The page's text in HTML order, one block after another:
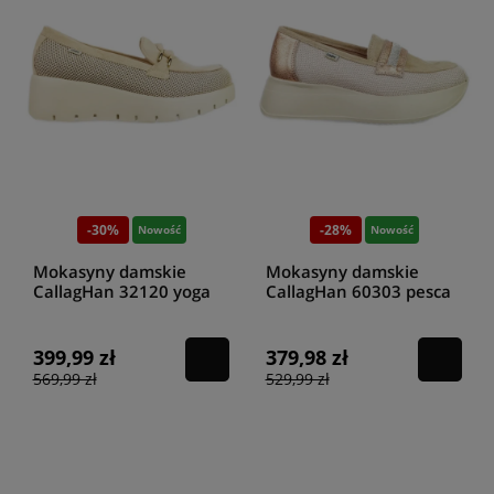
-30% Nowość
Mokasyny damskie
CallagHan 32120 yoga
399,99 zł
569,99 zł
-28% Nowość
Mokasyny damskie
CallagHan 60303 pesca
379,98 zł
529,99 zł